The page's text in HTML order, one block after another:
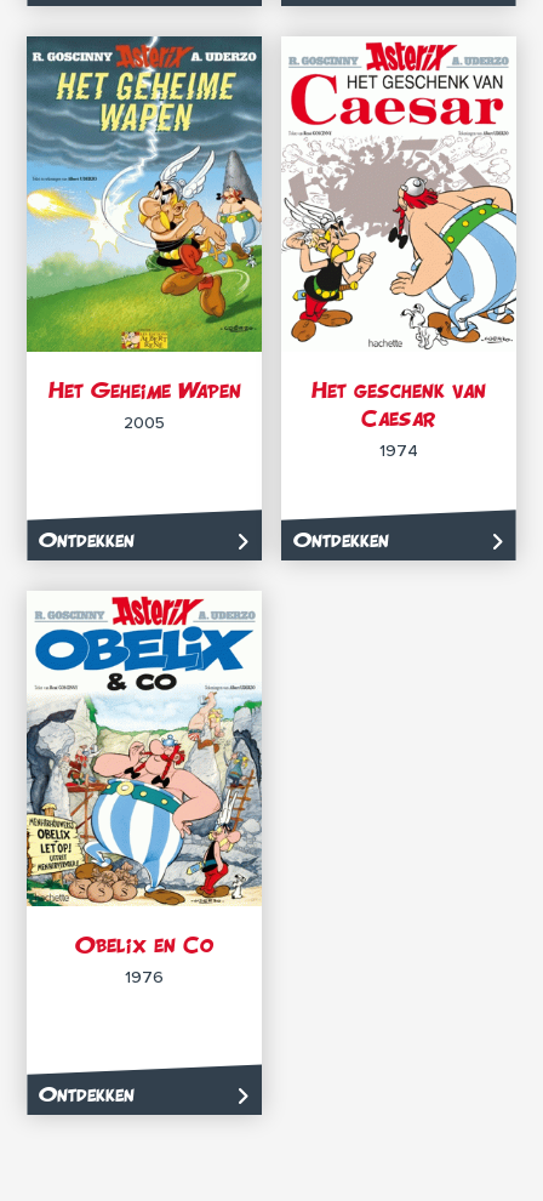
Het Geheime Wapen
2005
Ontdekken
Het geschenk van
Caesar
1974
Ontdekken
Obelix en Co
1976
Ontdekken